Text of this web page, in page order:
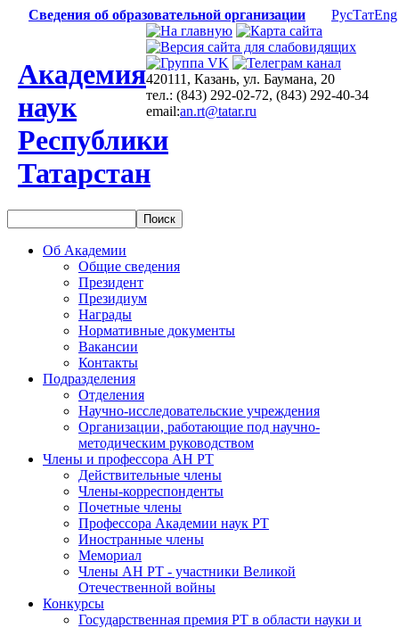
Сведения об образовательной организации РусТатEng
Академия
наук
Республики
Татарстан
420111, Казань, ул. Баумана, 20
тел.: (843) 292-02-72, (843) 292-40-34
email:an.rt@tatar.ru
Об Академии
Общие сведения
Президент
Президиум
Награды
Нормативные документы
Вакансии
Контакты
Подразделения
Отделения
Научно-исследовательские учреждения
Организации, работающие под научно-
методическим руководством
Члены и профессора АН РТ
Действительные члены
Члены-корреспонденты
Почетные члены
Профессора Академии наук РТ
Иностранные члены
Мемориал
Члены АН РТ - участники Великой
Отечественной войны
Конкурсы
Государственная премия РТ в области науки и